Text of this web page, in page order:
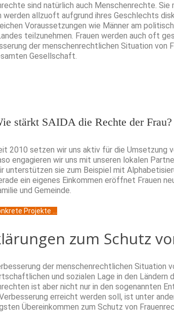
sind natürlich auch Menschenrechte.
werden allzuoft aufgrund ihres Geschlechts
Voraussetzungen wie Männer am
teilzunehmen. Frauen werden auch oft
der menschenrechtlichen Situation von
Gesellschaft.
stärkt SAIDA die Rechte der Frau?
2010 setzen wir uns aktiv für die Umsetzung
engagieren wir uns mit unseren lokalen
unterstützen sie zum Beispiel mit
ein eigenes Einkommen eröffnet Frauen
und Gemeinde.
Projekte ...
zum Schutz
der menschenrechtlichen Situation
und sozialen Lage in den Ländern
ist aber nicht nur in den sogenannten
erreicht werden soll, ist unter
Übereinkommen zum Schutz von